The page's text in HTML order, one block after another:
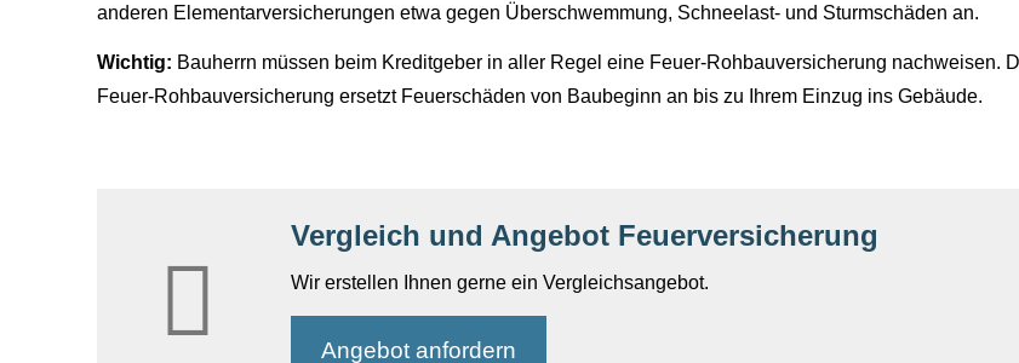
anderen Elementarversicherungen etwa gegen Überschwemmung, Schneelast- und Sturmschäden an.
Wichtig: Bauherrn müssen beim Kreditgeber in aller Regel eine Feuer-Rohbauversicherung nachweisen.
Feuer-Rohbauversicherung ersetzt Feuerschäden von Baubeginn an bis zu Ihrem Einzug ins Gebäude.
Vergleich und Angebot Feuerversicherung
Wir erstellen Ihnen gerne ein Vergleichsangebot.
An­ge­bot an­for­dern